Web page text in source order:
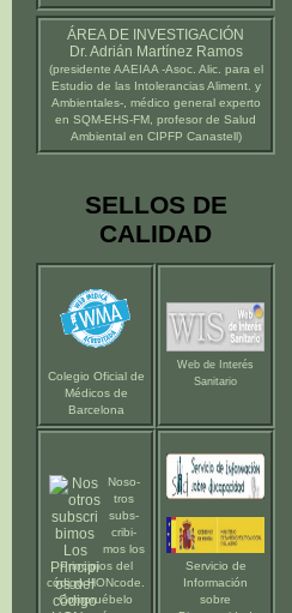
ÁREA DE INVESTIGACIÓN
Dr. Adrián Martínez Ramos
(presidente AAEIAA-Asoc. Alic. para el
Estudio de las Intolerancias Aliment. y
Ambientales-, médico general experto
en SQM-EHS-FM, profesor de Salud
Ambiental en CIPFP Canastell)
SELLOS DE
CALIDAD
Colegio Oficial de
Médicos de
Barcelona
Web de Interés
Sanitario
Noso-
tros
subs-
cribi-
mos los
Principios del
código HONcode
Compruébelo
Servicio de
Información
sobre